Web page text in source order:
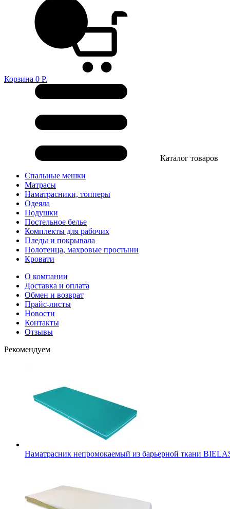
Корзина 0 Р.
Каталог товаров
Спальные мешки
Матрасы
Наматрасники, топперы
Одеяла
Подушки
Постельное белье
Комплекты для рабочих
Пледы и покрывала
Полотенца, махровые простыни
Кровати
О компании
Доставка и оплата
Обмен и возврат
Прайс-листы
Новости
Контакты
Отзывы
Рекомендуем
Наматрасник непромокаемый из барьерной ткани